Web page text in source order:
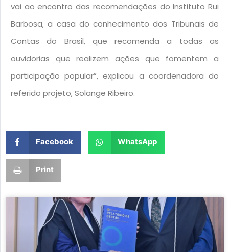
vai ao encontro das recomendações do Instituto Rui
Barbosa, a casa do conhecimento dos Tribunais de
Contas do Brasil, que recomenda a todas as
ouvidorias que realizem ações que fomentem a
participação popular”, explicou a coordenadora do
referido projeto, Solange Ribeiro.
Facebook WhatsApp
Print
PagePagePagePagePage